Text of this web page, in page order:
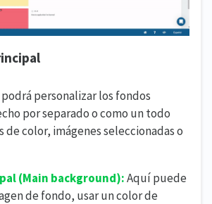
personalizar los fondos
por separado o como un todo
de color, imágenes seleccionadas o
(Main background):Aquí puede
de fondo, usar un color de